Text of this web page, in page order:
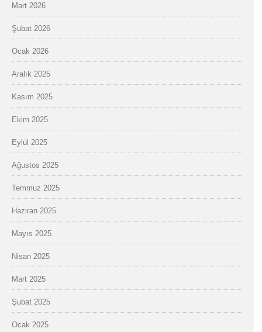
Mart 2026
Şubat 2026
Ocak 2026
Aralık 2025
Kasım 2025
Ekim 2025
Eylül 2025
Ağustos 2025
Temmuz 2025
Haziran 2025
Mayıs 2025
Nisan 2025
Mart 2025
Şubat 2025
Ocak 2025